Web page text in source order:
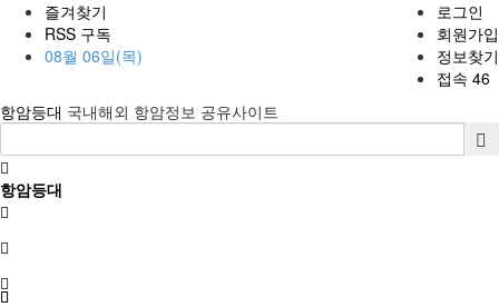
즐겨찾기
RSS 구독
08월 06일(목)
로그인
회원가입
정보찾기
접속 46
항암등대 국내해외 항암정보 공유사이트
항암등대